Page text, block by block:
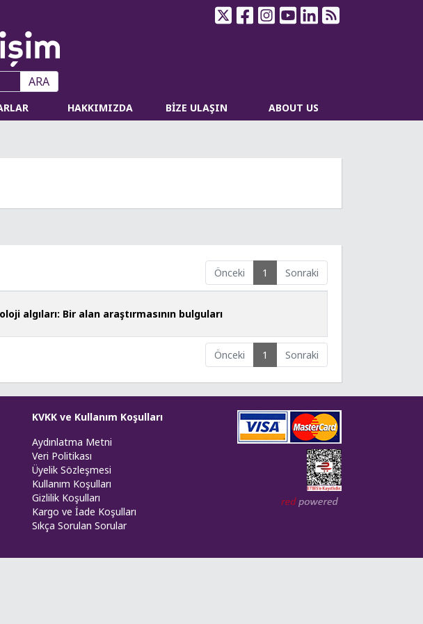
ARA
HAKKIMIZDA BİZE ULAŞIN ABOUT US
Önceki 1 Sonraki
algıları: Bir alan araştırmasının bulguları
Önceki 1 Sonraki
KVKK ve Kullanım Koşulları
Aydınlatma Metni
Veri Politikası
Üyelik Sözleşmesi
Kullanım Koşulları
Gizlilik Koşulları
Kargo ve İade Koşulları
Sıkça Sorulan Sorular
Web tasarım: Red Bilişim